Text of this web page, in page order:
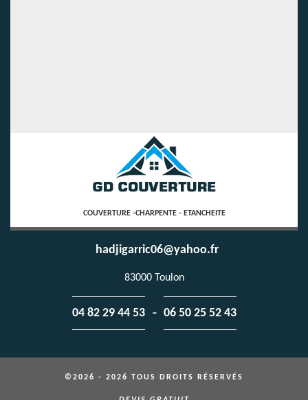
COUVERTURE -CHARPENTE - ETANCHEITE
hadjigarric06@yahoo.fr
83000 Toulon
04 82 29 44 53 - 06 50 25 52 43
©2026 - 2026 TOUS DROITS RÉSERVÉS